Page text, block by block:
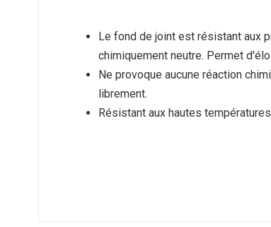
Le fond de joint est résistant aux
chimiquement neutre. Permet
Ne provoque aucune réaction
librement.
Résistant aux hautes